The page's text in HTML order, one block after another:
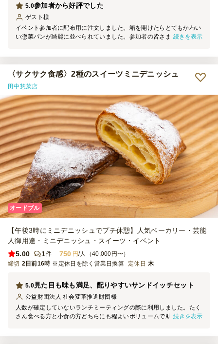
参加者から好評でした
5.0
ゲスト 様
イベント参加者に配布用に注文しました。箱を開けたらとてもかわい
い惣菜パンが綺麗に並べられていました。参加者の皆さまからも、可
続きを表示
〈サクサク食感〉2種のスイーツミニデニッシュ
田中惣菜店
オードブル
【午後3時にミニデニッシュでプチ休憩】人気ベーカリー・芸能
人御用達・ミニデニッシュ・スイーツ・イベント
5.00
1件 750 円/人（40,000円〜）
締切 2日前16時 ※定休日を除く営業日換算 定休日 木
見た目も味も満足、配りやすいサンドイッチセット
5.0
公益財団法人 社会変革推進財団 様
人数が確定していないランチミーティングの際に利用しました。たく
さん食べる方と小食の方どちらにも程よいボリュームで助かりまし
体的に満足度が高かったです。
続きを表示